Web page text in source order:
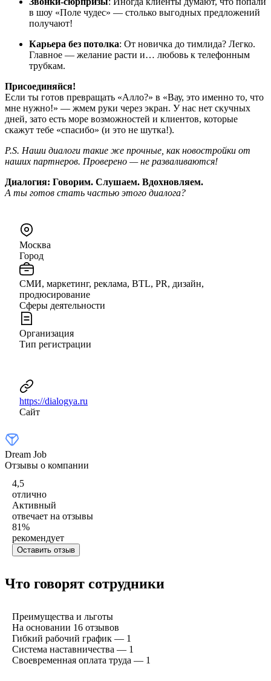
в шоу «Поле чудес» — столько выгодных предложений
получают!
Карьера без потолка: От новичка до тимлида? Легко.
Главное — желание расти и… любовь к телефонным
трубкам.
Присоединяйся!
Если ты готов превращать «Алло?» в «Вау, это именно то, что
мне нужно!» — жмем руки через экран. У нас нет скучных
дней, зато есть море возможностей и клиентов, которые
скажут тебе «спасибо» (и это не шутка!).
P.S. Наши диалоги такие же прочные, как новостройки от
наших партнеров. Проверено — не разваливаются! ️
Диалогия: Говорим. Слушаем. Вдохновляем.
А ты готов стать частью этого диалога?
Москва
Город
СМИ, маркетинг, реклама, BTL, PR, дизайн,
продюсирование
Сферы деятельности
Организация
Тип регистрации
https://dialogya.ru
Сайт
Dream Job
Отзывы о компании
4,5
отлично
Активный
отвечает на отзывы
81%
рекомендует
Оставить отзыв
Что говорят сотрудники
Преимущества и льготы
На основании 16 отзывов
Гибкий рабочий график — 1
Система наставничества — 1
Своевременная оплата труда — 1